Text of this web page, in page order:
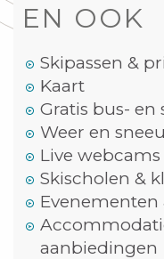
EN OOK
Skipassen &
Kaart
Gratis bus- en
Weer en
Live webcams
Skischolen &
aanbiedingen